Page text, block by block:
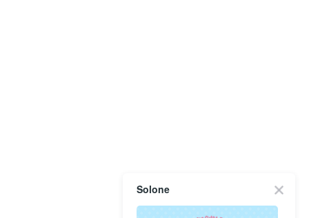
Solone